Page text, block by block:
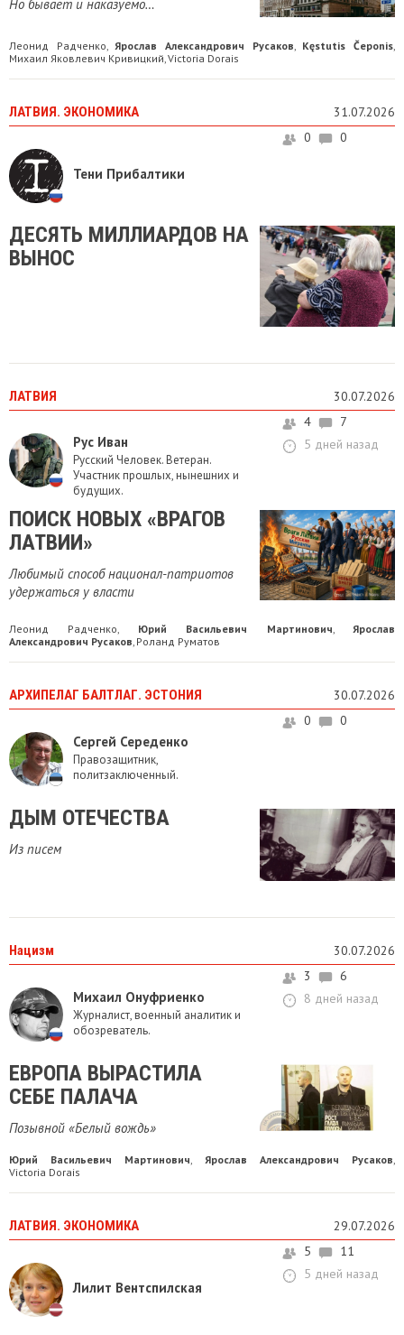
Но бывает и наказуемо…
Леонид Радченко Ярослав Александрович Русаков Kęstutis Čeponis
Михаил Яковлевич Кривицкий Victoria Dorais
ЛАТВИЯ. ЭКОНОМИКА 31.07.2026
Тени Прибалтики
0 0
ДЕСЯТЬ МИЛЛИАРДОВ НА
ВЫНОС
ЛАТВИЯ 30.07.2026
Рус Иван
Русский Человек. Ветеран.
Участник прошлых, нынешних и
будущих.
4
7
5 дней назад
ПОИСК НОВЫХ «ВРАГОВ
ЛАТВИИ»
Любимый способ национал-патриотов
удержаться у власти
Леонид Радченко Юрий Васильевич Мартинович
Ярослав
Александрович Русаков Роланд Руматов
АРХИПЕЛАГ БАЛТЛАГ. ЭСТОНИЯ 30.07.2026
Сергей Середенко
Правозащитник,
политзаключенный.
0 0
ДЫМ ОТЕЧЕСТВА
Из писем
Нацизм 30.07.2026
Михаил Онуфриенко
Журналист, военный аналитик и
обозреватель.
3
6
8 дней назад
ЕВРОПА ВЫРАСТИЛА
СЕБЕ ПАЛАЧА
Позывной «Белый вождь»
Юрий Васильевич Мартинович, Ярослав Александрович Русаков,
Victoria Dorais
ЛАТВИЯ. ЭКОНОМИКА 29.07.2026
Лилит Вентспилская
5
11
5 дней назад